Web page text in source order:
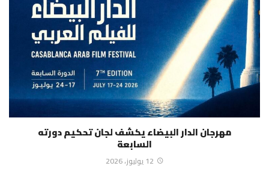
مهرجان الدار البيضاء يكشف لجان تحكيم دورته
السابعة
12 يوليوز، 2026